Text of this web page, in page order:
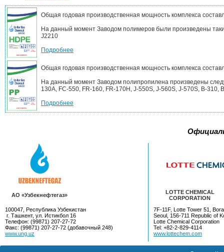
Общая годовая производственная мощность комплекса
На данный момент Заводом полимеров были произведены
J2210
Подробнее
Общая годовая производственная мощность комплекса
На данный момент Заводом полипропилена произведены
130A, FC-550, FR-160, FR-170H, J-550S, J-560S, J-570S, B-
Подробнее
AO «Узбекнефтегаз»
LOTTE CHEMICAL
CORPORATION
100047, Республика Узбекистан
г. Ташкент, ул. Истикбол 16
Телефон: (99871) 207-27-72
Факс: (99871) 207-27-72 (добавочный 248)
www.ung.uz
7F-11F, Lotte Tower 51,
Seoul, 156-711 Republic of
Lotte Chemical Corporation
Tel: +82-2-829-4114
www.lottechem.com